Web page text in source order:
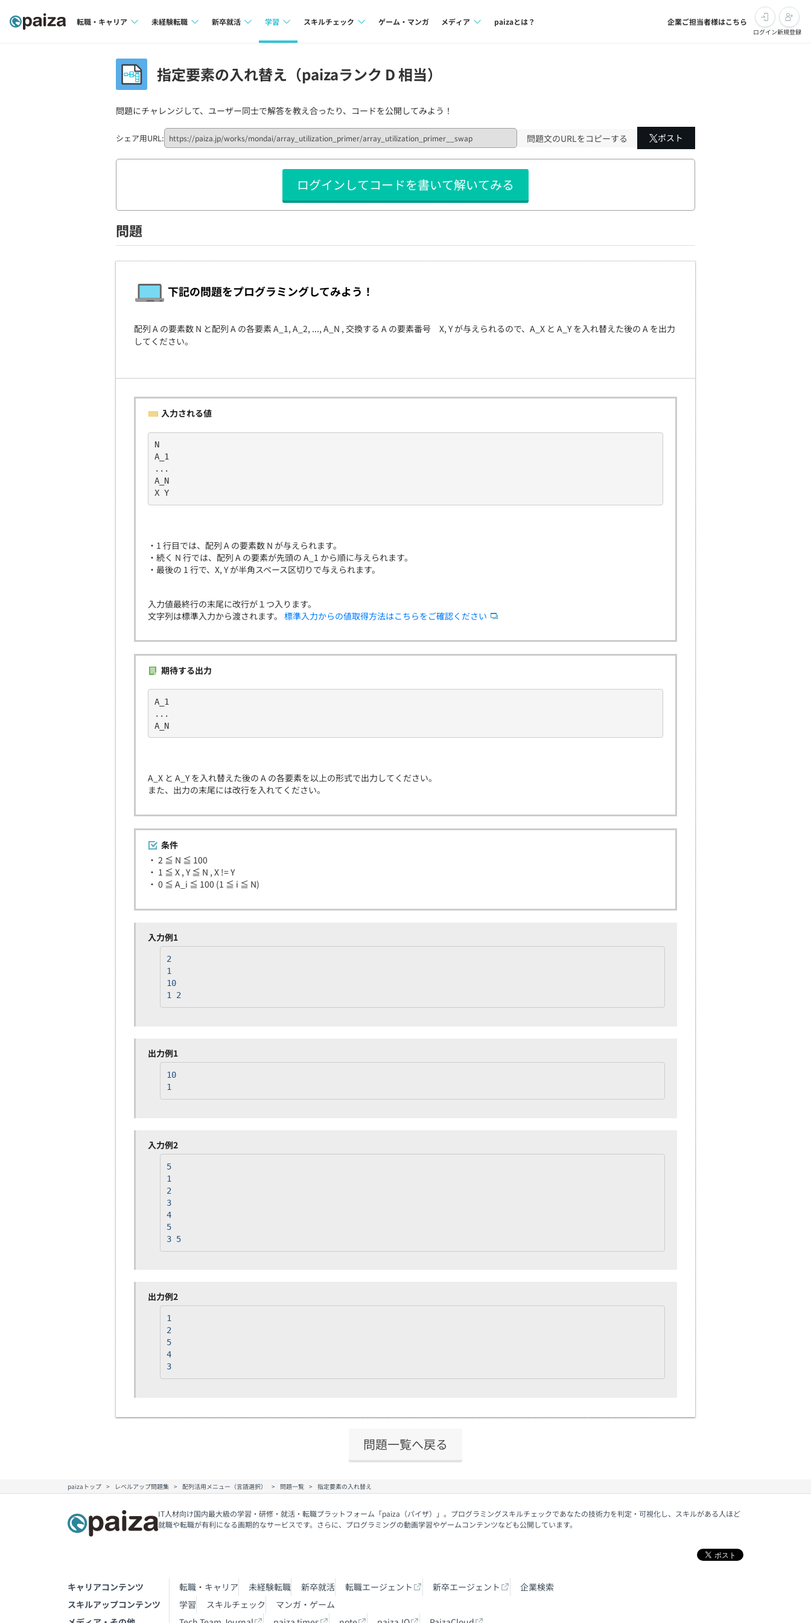
転職・キャリア
インタビュー
転職成功ガイド
転職エージェント
未経験転職
インタビュー
転職成功ガイド
新卒就活
本選考
新卒エージェント
イベント・セミナー
就活成功ガイド
学習
4択課題
ナレッジ
リファレンス
個人向けプラン
学校向けプラン
契約内容・クーポン
スキルチェック
評価結果一覧
再チャレンジ結果一覧
ゲーム・マンガ メディア paizaとは？ 企業ご担当者様はこちら
ログイン新規登録
指定要素の入れ替え（paizaランク D 相当）
問題にチャレンジして、ユーザー同士で解答を教え合ったり、コードを公開してみよう！
シェア用URL: 問題文のURLをコピーする ポスト
ログインしてコードを書いて解いてみる
問題
下記の問題をプログラミングしてみよう！
配列 A の要素数 N と配列 A の各要素 A_1, A_2, ..., A_N , 交換する A の要素番号 X, Y が与えられるので、A_X と A_Y を入れ替えた後の A を出力
してください。
入力される値
N
A_1
...
A_N
X Y
・1 行目では、配列 A の要素数 N が与えられます。
・続く N 行では、配列 A の要素が先頭の A_1 から順に与えられます。
・最後の 1 行で、X, Y が半角スペース区切りで与えられます。
入力値最終行の末尾に改行が１つ入ります。
文字列は標準入力から渡されます。 標準入力からの値取得方法はこちらをご確認ください
期待する出力
A_1
...
A_N
A_X と A_Y を入れ替えた後の A の各要素を以上の形式で出力してください。
また、出力の末尾には改行を入れてください。
条件
・ 2 ≦ N ≦ 100
・ 1 ≦ X , Y ≦ N , X != Y
・ 0 ≦ A_i ≦ 100 (1 ≦ i ≦ N)
入力例1
2
1
10
1 2
出力例1
10
1
入力例2
5
1
2
3
4
5
3 5
出力例2
1
2
5
4
3
問題一覧へ戻る
paizaトップ レベルアップ問題集 配列活用メニュー（言語選択） 問題一覧 指定要素の入れ替え
IT人材向け国内最大級の学習・研修・就活・転職プラットフォーム「paiza（パイザ）」。プログラミングスキルチェックであなたの技術力を判定・可視化し、スキルがある人ほど
就職や転職が有利になる画期的なサービスです。さらに、プログラミングの動画学習やゲームコンテンツなども公開しています。
キャリアコンテンツ 転職・キャリア 未経験転職 新卒就活 転職エージェント 新卒エージェント
企業検索
スキルアップコンテンツ
学習 スキルチェック
マンガ・ゲーム